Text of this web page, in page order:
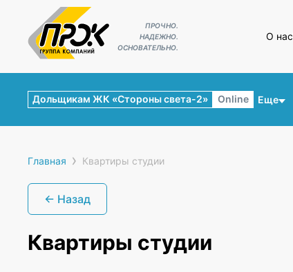
ПРОЧНО.
НАДЕЖНО.
ОСНОВАТЕЛЬНО.
О нас
Еще
Дольщикам ЖК «Стороны света-2» Online
Главная › Квартиры студии
← Назад
Квартиры студии